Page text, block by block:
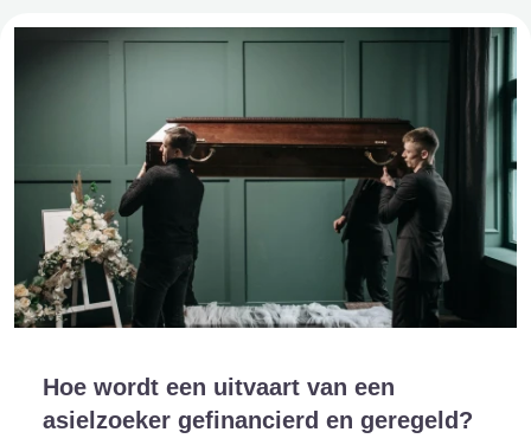
Hoe wordt een uitvaart van een
asielzoeker gefinancierd en geregeld?